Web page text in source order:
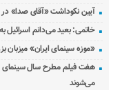
آیین نکوداشت «آقای صدا» در
خاتمی: بعید می‌دانم اسرائیل
«موزه سینمای ایران»
هفت فیلم مطرح سال سینمای
می‌شوند